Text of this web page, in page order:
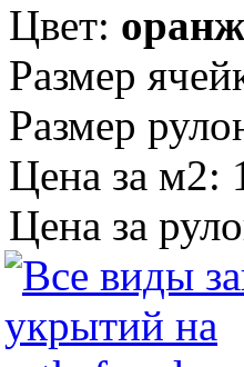
Цвет:
Размер
Размер
Цена за м2:
Цена за